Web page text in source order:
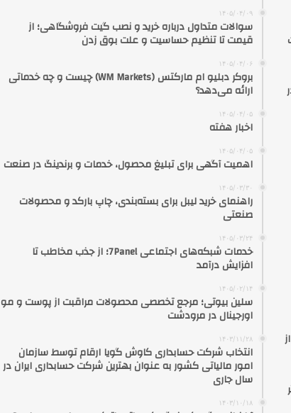
۱۴۰۵/۰۴/۰۹
سوالات متداول درباره خرید و نصب گیت فروشگاهی؛ از
قیمت تا تنظیم حساسیت و علت بوق زدن
۱۴۰۵/۰۴/۰۶
بروکر دبلیو ام مارکتس (WM Markets) چیست و چه خدماتی
ارائه می‌دهد؟
۱۴۰۵/۰۴/۰۵
اخبار هفته
۱۴۰۵/۰۴/۰۵
اهمیت آگهی برای تبلیغ محصول، خدمات و برندینگ در صنعت
۱۴۰۵/۰۳/۳۰
راهنمای خرید لیبل برای بسته‌بندی، چاپ بارکد و محصولات
صنعتی
۱۴۰۵/۰۳/۲۴
خدمات شبکه‌های اجتماعی 7Panel؛ از جذب مخاطب تا
افزایش درآمد
۱۴۰۵/۰۲/۱۴
سلین بیوتی؛ مرجع تخصصی محصولات مراقبت از پوست و مو
اورجینال در مرودشت
۱۴۰۳/۱۱/۲۸
انتخاب شرکت حسابداری کاوش گویا ارقام توسط سازمان
امور مالیاتی کشور به عنوان بهترین شرکت حسابداری ایران در
سال جاری
۱۴۰۳/۱۰/۱۸